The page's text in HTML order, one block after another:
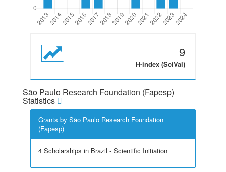
9
H-index (SciVal)
São Paulo Research Foundation (Fapesp)
Statistics
Grants by São Paulo Research Foundation
(Fapesp)
4 Scholarships in Brazil - Scientific Initiation